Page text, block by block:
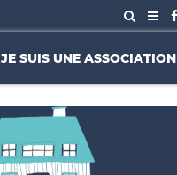
JE SUIS UNE ASSOCIATION